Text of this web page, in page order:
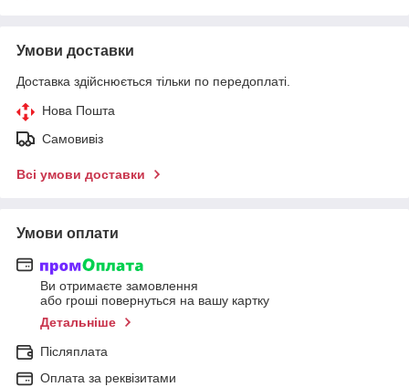
Умови доставки
Доставка здійснюється тільки по передоплаті.
Нова Пошта
Самовивіз
Всі умови доставки
Умови оплати
Ви отримаєте замовлення
або гроші повернуться на вашу картку
Детальніше
Післяплата
Оплата за реквізитами